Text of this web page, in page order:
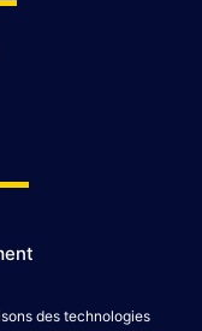
des technologies